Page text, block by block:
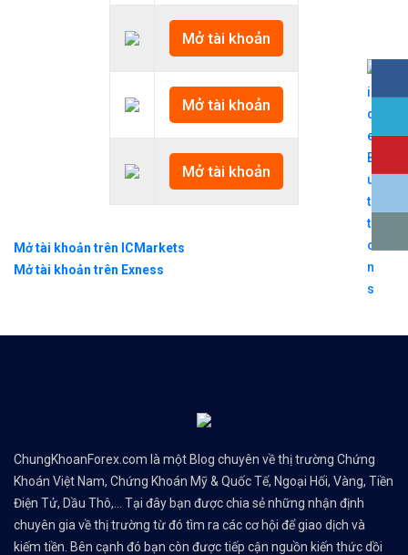
Mở tài khoản
Mở tài khoản
Mở tài khoản
Mở tài khoản trên ICMarkets
Mở tài khoản trên Exness
ChungKhoanForex.com là một Blog chuyên về thị trường Chứng
Khoán Việt Nam, Chứng Khoán Mỹ & Quốc Tế, Ngoại Hối, Vàng, Tiền
Điện Tử, Dầu Thô,... Tại đây bạn được chia sẻ những nhận định
chuyên gia về thị trường từ đó tìm ra các cơ hội để giao dịch và
kiếm tiền. Bên cạnh đó bạn còn được tiếp cận nguồn kiến thức dồi